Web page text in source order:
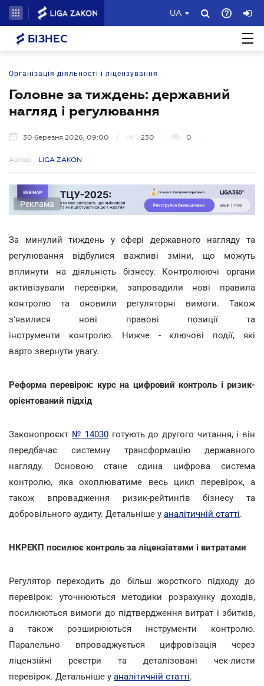
UA
БІЗНЕС
Організація діяльності і ліцензування
Головне за тиждень: державний
нагляд і регулювання
30 березня 2026, 09:00 230 0
Автор: LIGA ZAKON
Реклама
За минулий тиждень у сфері державного нагляду та
регулювання відбулися важливі зміни, що можуть
вплинути на діяльність бізнесу. Контролюючі органи
активізували перевірки, запровадили нові правила
контролю та оновили регуляторні вимоги. Також
з'явилися нові правові позиції та
інструменти контролю. Нижче - ключові події, які
варто звернути увагу.
Реформа перевірок: курс на цифровий контроль і ризик-
орієнтований підхід
Законопроєкт № 14030 готують до другого читання, і він
передбачає системну трансформацію державного
нагляду. Основою стане єдина цифрова система
контролю, яка охоплюватиме весь цикл перевірок, а
також впровадження ризик-рейтингів бізнесу та
добровільного аудиту. Детальніше у аналітичній статті.
НКРЕКП посилює контроль за ліцензіатами і витратами
Регулятор переходить до більш жорсткого підходу до
перевірок: уточнюються методики розрахунку доходів,
посилюються вимоги до підтвердження витрат і збитків,
а також розширюються інструменти контролю.
Паралельно впроваджується цифровізація через
ліцензійні реєстри та деталізовані чек-листи
перевірок. Детальніше у аналітичній статті.